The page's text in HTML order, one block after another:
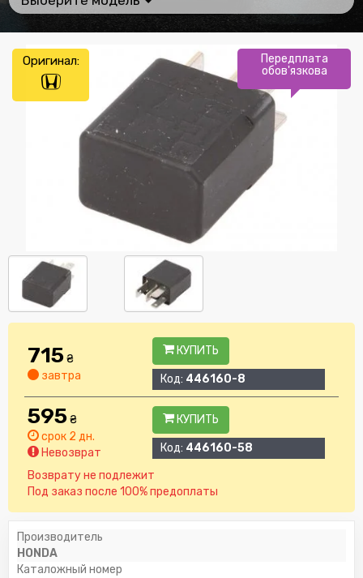
Передплата
обов'язкова
Оригинал:
715₴
завтра
КУПИТЬ
Код: 446160-8
595₴
срок 2 дн.
Невозврат
КУПИТЬ
Код: 446160-58
Возврату не подлежит
Под заказ после 100% предоплаты
Производитель
HONDA
Каталожный номер